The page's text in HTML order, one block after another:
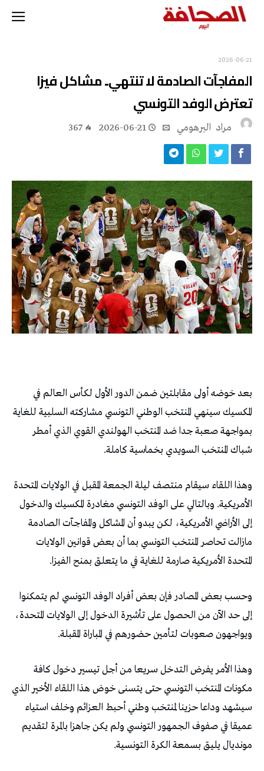
2026-06-21
المفاجآت الصادمة لا تنتهي.. مشاكل فيزا
تعترض الوفد التونسي
مراد‭ ‬ البرهومي 2026-06-21
367
بعد خوضه أولى مقابلتين ضمن الدور الأول لكأس العالم في
المكسيك سينهي المنتخب الوطني التونسي مشاركته السلبية للغاية
بمواجهة صعبة جدا ضد المنتخب الهولندي القوي الذي أمطر
شباك المنتخب السويدي بخماسية كاملة.
وهذا اللقاء سيقام منتصف ليلة الجمعة المقبل في الولايات المتحدة
الأمريكية. وبالتالي على الوفد التونسي مغادرة المكسيك والدخول
إلى الأراضي الأمريكية، لكن يبدو أن المشاكل والمفاجآت الصادمة
مازالت تحاصر المنتخب التونسي بما أن بعض قوانين الولايات
المتحدة الأمريكية صارمة للغاية في ما يتعلق بمنح الفيزا.
وحسب بعض المصادر فإن بعض أفراد الوفد التونسي لم يتمكنوا
إلى حد الآن من الحصول على تأشيرة الدخول إلى الولايات المتحدة،
ويواجهون صعوبات لتأمين حضورهم في المباراة المقبلة.
وهذا الأمر يفرض التدخل سريعا من أجل تيسير دخول كافة
مكونات المنتخب التونسي حتى يتسنى خوض هذا اللقاء الأخير الذي
سيشهد وداعا حزينا لمنتخب وطني أحبط العزائم وخلف استياء
عميقا في صفوف الجمهور التونسي ولم يكن جاهزا بالمرة لتقديم
مونديال يليق بسمعة الكرة التونسية.